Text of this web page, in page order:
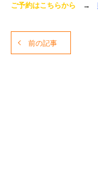
ご予約はこちらから →
前の記事